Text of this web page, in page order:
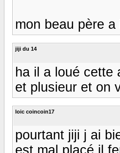
mon beau père
jiji du 14
ha il a loué cette
et plusieur et on
loic coincoin17
pourtant jiji j ai
est mal placé il